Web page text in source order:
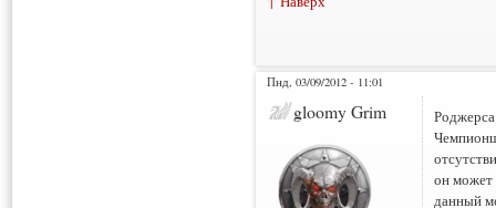
Пнд, 03/09/2012 - 11:01
gloomy Grim
он может
данный